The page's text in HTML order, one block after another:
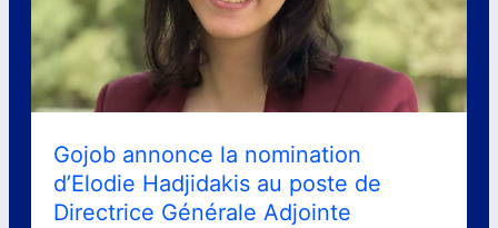
Gojob annonce la nomination
d’Elodie Hadjidakis au poste de
Directrice Générale Adjointe